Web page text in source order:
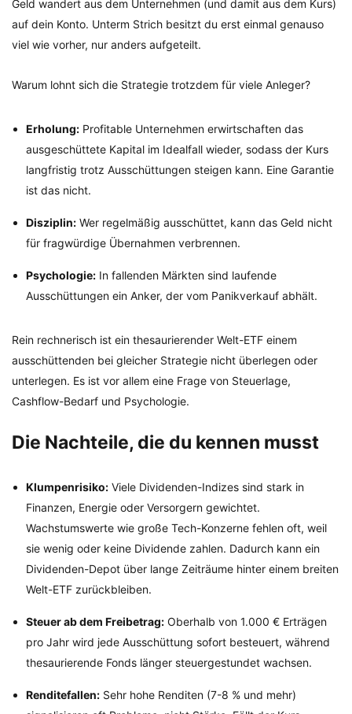
Geld wandert aus dem Unternehmen (und damit aus dem Kurs)
auf dein Konto. Unterm Strich besitzt du erst einmal genauso
viel wie vorher, nur anders aufgeteilt.
Warum lohnt sich die Strategie trotzdem für viele Anleger?
Erholung: Profitable Unternehmen erwirtschaften das
ausgeschüttete Kapital im Idealfall wieder, sodass der Kurs
langfristig trotz Ausschüttungen steigen kann. Eine Garantie
ist das nicht.
Disziplin: Wer regelmäßig ausschüttet, kann das Geld nicht
für fragwürdige Übernahmen verbrennen.
Psychologie: In fallenden Märkten sind laufende
Ausschüttungen ein Anker, der vom Panikverkauf abhält.
Rein rechnerisch ist ein thesaurierender Welt-ETF einem
ausschüttenden bei gleicher Strategie nicht überlegen oder
unterlegen. Es ist vor allem eine Frage von Steuerlage,
Cashflow-Bedarf und Psychologie.
Die Nachteile, die du kennen musst
Klumpenrisiko: Viele Dividenden-Indizes sind stark in
Finanzen, Energie oder Versorgern gewichtet.
Wachstumswerte wie große Tech-Konzerne fehlen oft, weil
sie wenig oder keine Dividende zahlen. Dadurch kann ein
Dividenden-Depot über lange Zeiträume hinter einem breiten
Welt-ETF zurückbleiben.
Steuer ab dem Freibetrag: Oberhalb von 1.000 € Erträgen
pro Jahr wird jede Ausschüttung sofort besteuert, während
thesaurierende Fonds länger steuergestundet wachsen.
Renditefallen: Sehr hohe Renditen (7-8 % und mehr)